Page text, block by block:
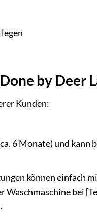
by Deer
Kunden:
6 Monate) und
können einfach
Waschmaschine bei